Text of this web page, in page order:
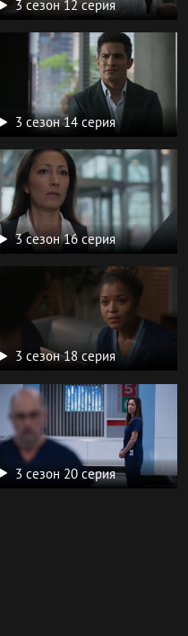
3 сезон 12 серия
3 сезон 14 серия
3 сезон 16 серия
3 сезон 18 серия
3 сезон 20 серия